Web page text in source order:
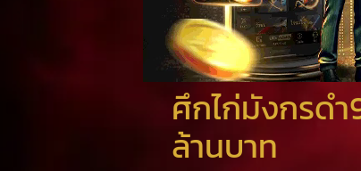
ศึกไก่มังกรดำ
ล้านบาท